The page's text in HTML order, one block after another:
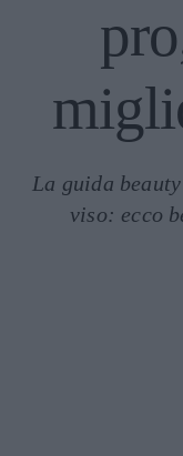
La guida
viso: ecco